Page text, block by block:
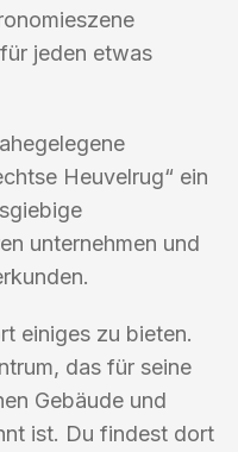
jeden etwas
Heuvelrug“ ein
unternehmen und
einiges zu bieten.
das für seine
Gebäude und
ist. Du findest dort